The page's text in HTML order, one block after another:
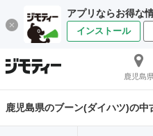
アプリならお得な
インストール
鹿児島県
鹿児島県のブーン(ダイハツ)の中